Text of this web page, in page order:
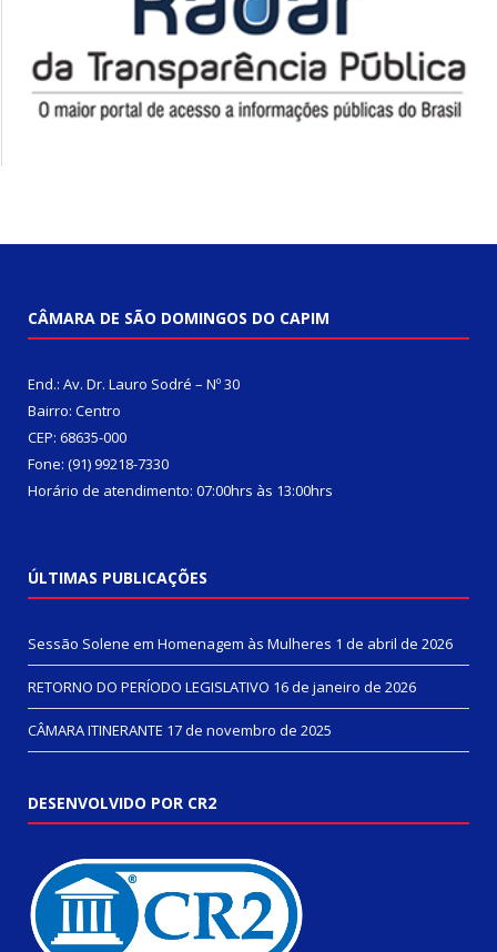
CÂMARA DE SÃO DOMINGOS DO CAPIM
End.: Av. Dr. Lauro Sodré – Nº 30
Bairro: Centro
CEP: 68635-000
Fone: (91) 99218-7330
Horário de atendimento: 07:00hrs às 13:00hrs
ÚLTIMAS PUBLICAÇÕES
Sessão Solene em Homenagem às Mulheres 1 de abril de 2026
RETORNO DO PERÍODO LEGISLATIVO 16 de janeiro de 2026
CÂMARA ITINERANTE 17 de novembro de 2025
DESENVOLVIDO POR CR2